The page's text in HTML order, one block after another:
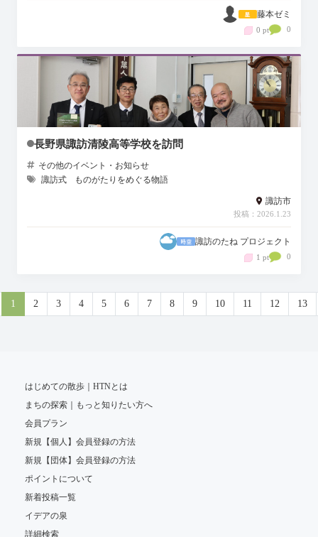
藤本ゼミ
0 pt 0
長野県諏訪清陵高等学校を訪問
その他のイベント・お知らせ
諏訪式
ものがたりをめぐる物語
諏訪市
投稿：2026.1.23
諏訪のたね プロジェクト
1 pt 0
1 2 3 4 5 6 7 8 9 10 11 12 13
はじめての散歩｜HTNとは
まちの探索｜もっと知りたい方へ
会員プラン
新規【個人】会員登録の方法
新規【団体】会員登録の方法
ポイントについて
新着投稿一覧
イデアの泉
詳細検索